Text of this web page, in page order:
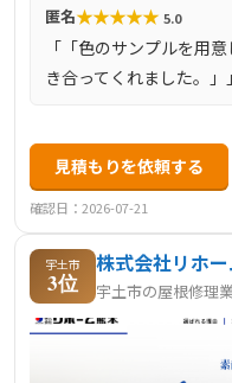
の充実」など、高評価を
匿名★★★★★ 5.0
「「色のサンプルを用
き合ってくれました。」」
見積もりを依頼する
確認日：2026-07-21
宇土市
3位
株式会社リホ
宇土市の屋根修理